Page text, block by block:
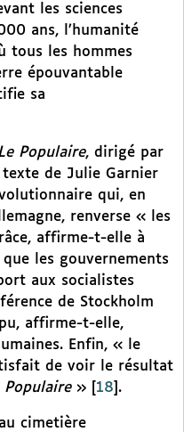
les sciences
ans, l’humanité
tous les hommes
épouvantable
sa
Populaire, dirigé par
de Julie Garnier
qui, en
renverse « les
affirme-t-elle à
les gouvernements
aux socialistes
de Stockholm
affirme-t-elle,
Enfin, « le
de voir le résultat
Populaire» 18 .
cimetière